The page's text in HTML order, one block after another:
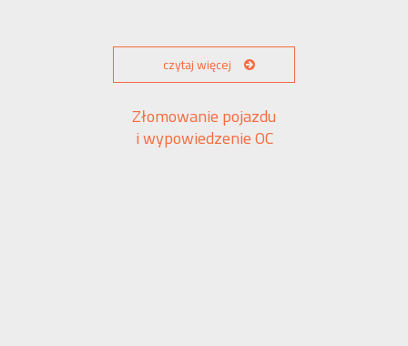
czytaj więcej
Złomowanie pojazdu
i wypowiedzenie OC